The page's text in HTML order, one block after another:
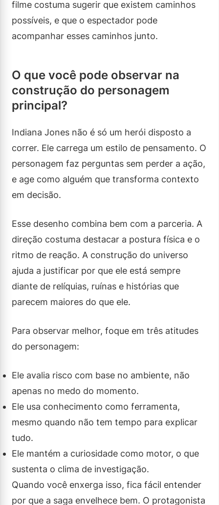
filme costuma sugerir que existem caminhos
possíveis, e que o espectador pode
acompanhar esses caminhos junto.
O que você pode observar na
construção do personagem
principal?
Indiana Jones não é só um herói disposto a
correr. Ele carrega um estilo de pensamento. O
personagem faz perguntas sem perder a ação,
e age como alguém que transforma contexto
em decisão.
Esse desenho combina bem com a parceria. A
direção costuma destacar a postura física e o
ritmo de reação. A construção do universo
ajuda a justificar por que ele está sempre
diante de relíquias, ruínas e histórias que
parecem maiores do que ele.
Para observar melhor, foque em três atitudes
do personagem:
Ele avalia risco com base no ambiente, não
apenas no medo do momento.
Ele usa conhecimento como ferramenta,
mesmo quando não tem tempo para explicar
tudo.
Ele mantém a curiosidade como motor, o que
sustenta o clima de investigação.
Quando você enxerga isso, fica fácil entender
por que a saga envelhece bem. O protagonista